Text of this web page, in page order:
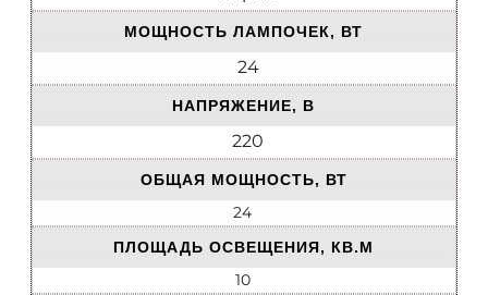
МОЩНОСТЬ ЛАМПОЧЕК, ВТ
24
НАПРЯЖЕНИЕ, В
220
ОБЩАЯ МОЩНОСТЬ, ВТ
24
ПЛОЩАДЬ ОСВЕЩЕНИЯ, КВ.М
10